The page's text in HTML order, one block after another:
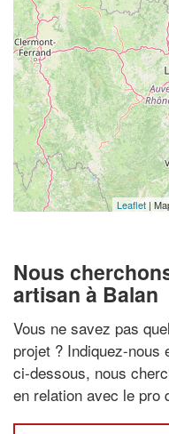
Leaflet |
Nous
artisan à Balan
Vous ne savez pas
projet ? Indiquez-nous
ci-dessous, nous
en relation avec le pro